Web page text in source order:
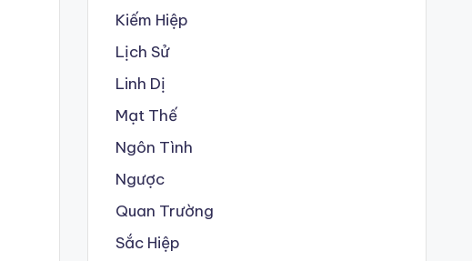
Kiếm Hiệp
Lịch Sử
Linh Dị
Mạt Thế
Ngôn Tình
Ngược
Quan Trường
Sắc Hiệp